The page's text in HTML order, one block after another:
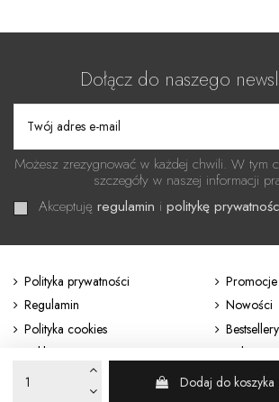
Dodaj do koszyka
Dołącz do naszego
Możesz zrezygnować w każdej chwili. W tym
szczegóły w naszej informacji
Akceptuję regulamin i politykę
Polityka prywatności
Regulamin
Polityka cookies
Reklamacje i zwroty
Promocje
Nowości
Bestsellery
Odstąp